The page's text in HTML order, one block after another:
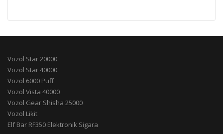
Vozol Star 20000
Vozol Star 40000
Vozol 6000 Puff
Vozol Vista 40000
Vozol Gear Shisha 25000
Vozol Likit
Elf Bar RF350 Elektronik Sigara